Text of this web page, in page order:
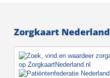
Zorgkaart Nederland